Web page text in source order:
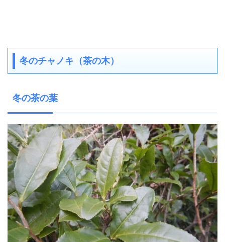
冬のチャノキ（茶の木）
冬の茶の葉